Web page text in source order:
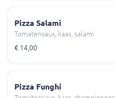
Pizza Salami
Tomatensaus, kaas, salami
€ 14,00
Pizza Funghi